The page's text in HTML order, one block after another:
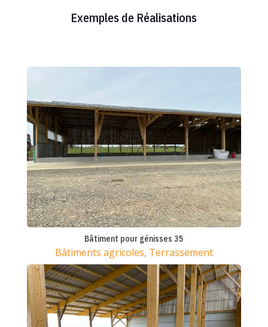
Exemples de Réalisations
Bâtiment pour génisses 35
Bâtiments agricoles, Terrassement